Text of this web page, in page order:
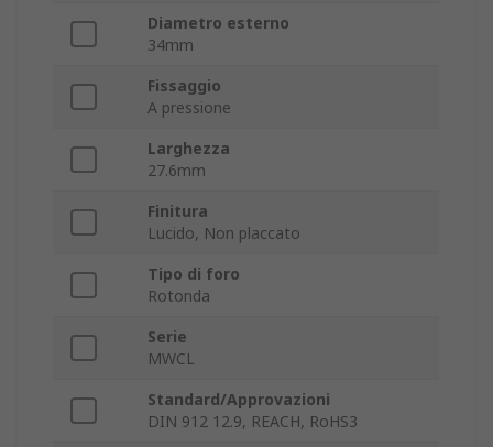
Diametro esterno
34mm
Fissaggio
A pressione
Larghezza
27.6mm
Finitura
Lucido, Non placcato
Tipo di foro
Rotonda
Serie
MWCL
Standard/Approvazioni
DIN 912 12.9, REACH, RoHS3